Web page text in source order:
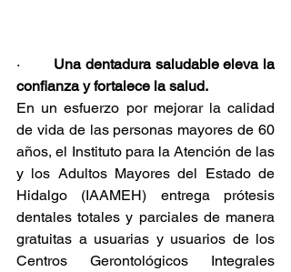
· Una dentadura saludable eleva la
confianza y fortalece la salud.
En un esfuerzo por mejorar la calidad
de vida de las personas mayores de 60
años, el Instituto para la Atención de las
y los Adultos Mayores del Estado de
Hidalgo (IAAMEH) entrega prótesis
dentales totales y parciales de manera
gratuitas a usuarias y usuarios de los
Centros Gerontológicos Integrales